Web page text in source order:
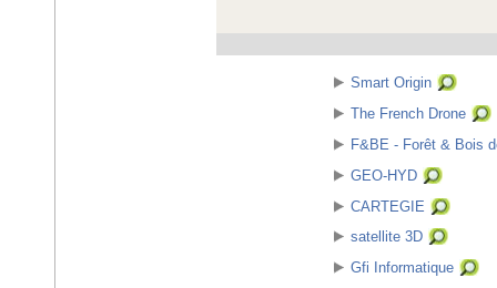
Smart Origin
The French Drone
F&BE - Forêt & Bois
GEO-HYD
CARTEGIE
satellite 3D
Gfi Informatique